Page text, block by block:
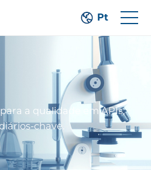
Pt
a qualidade em APIs,
chave.